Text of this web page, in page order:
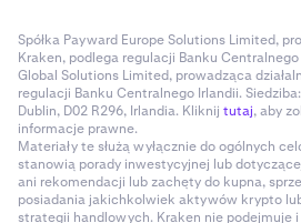
Spółka Payward Europe Solutions Limited,
Kraken, podlega regulacji Banku Centralnego
Global Solutions Limited, prowadząca
regulacji Banku Centralnego Irlandii. Siedziba:
Dublin, D02 R296, Irlandia. Kliknij tutaj, aby
informacje prawne.
Materiały te służą wyłącznie do ogólnych
stanowią porady inwestycyjnej lub
ani rekomendacji lub zachęty do kupna,
posiadania jakichkolwiek aktywów krypto
strategii handlowych. Kraken nie podejmuje